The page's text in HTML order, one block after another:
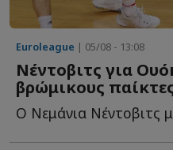
Euroleague | 05/08 - 13:08
Νέντοβιτς για
βρώμικους